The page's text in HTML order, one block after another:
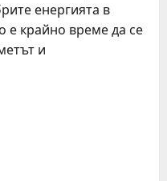
енергията в
е крайно време да се
и